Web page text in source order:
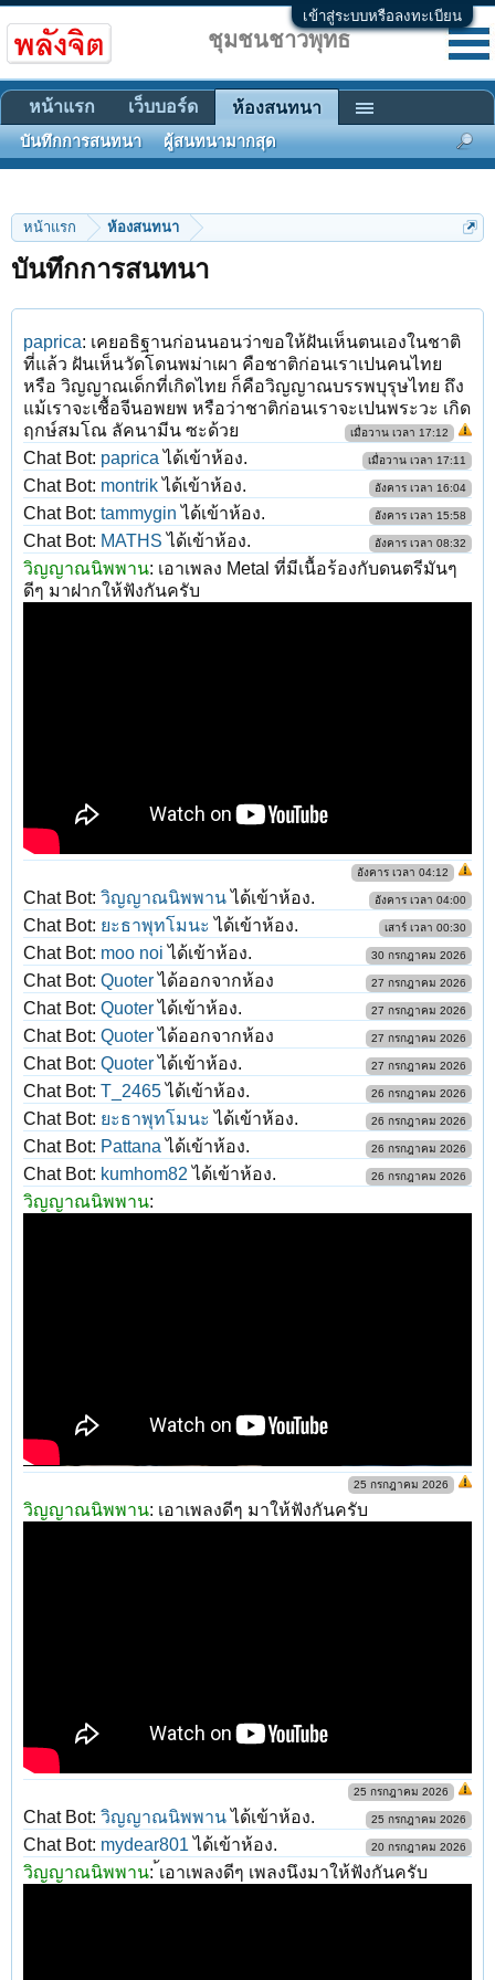
เข้าสู่ระบบหรือลงทะเบียน
หน้าแรก ห้องสนทนา
บันทึกการสนทนา
paprica: เคยอธิฐานก่อนนอนว่าขอให้ฝันเห็นตนเองในชาติ
ที่แล้ว ฝันเห็นวัดโดนพม่าเผา คือชาติก่อนเราเปนคนไทย
หรือ วิญญาณเด็กที่เกิดไทย ก็คือวิญญาณบรรพบุรุษไทย ถึง
แม้เราจะเชื้อจีนอพยพ หรือว่าชาติก่อนเราจะเปนพระวะ เกิด
ฤกษ์สมโณ ลัคนามีน ซะด้วย
เมื่อวาน เวลา 17:12
Chat Bot: paprica ได้เข้าห้อง. เมื่อวาน เวลา 17:11
Chat Bot: montrikได้เข้าห้อง. อังคาร เวลา 16:04
Chat Bot: tammygin ได้เข้าห้อง. อังคาร เวลา 15:58
Chat Bot: MATHS ได้เข้าห้อง. อังคาร เวลา 08:32
วิญญาณนิพพาน: เอาเพลง Metal ที่มีเนื้อร้องกับดนตรีมันๆ
ดีๆ มาฝากให้ฟังกันครับ
อังคาร เวลา 04:12
Chat Bot: วิญญาณนิพพานได้เข้าห้อง. อังคาร เวลา 04:00
Chat Bot: ยะธาพุทโมนะ ได้เข้าห้อง. เสาร์ เวลา 00:30
Chat Bot: moo noi ได้เข้าห้อง. 30 กรกฎาคม 2026
Chat Bot: Quoterได้ออกจากห้อง 27 กรกฎาคม 2026
Chat Bot: Quoterได้เข้าห้อง. 27 กรกฎาคม 2026
Chat Bot: Quoterได้ออกจากห้อง 27 กรกฎาคม 2026
Chat Bot: Quoterได้เข้าห้อง. 27 กรกฎาคม 2026
Chat Bot: T_2465ได้เข้าห้อง. 26 กรกฎาคม 2026
Chat Bot: ยะธาพุทโมนะ ได้เข้าห้อง. 26 กรกฎาคม 2026
Chat Bot: Pattana ได้เข้าห้อง. 26 กรกฎาคม 2026
Chat Bot: kumhom82 ได้เข้าห้อง. 26 กรกฎาคม 2026
วิญญาณนิพพาน:
25 กรกฎาคม 2026
วิญญาณนิพพาน: เอาเพลงดีๆ มาให้ฟังกันครับ
25 กรกฎาคม 2026
Chat Bot: วิญญาณนิพพานได้เข้าห้อง. 25 กรกฎาคม 2026
Chat Bot: mydear801 ได้เข้าห้อง. 20 กรกฎาคม 2026
วิญญาณนิพพาน: ้เอาเพลงดีๆ เพลงนึงมาให้ฟังกันครับ
ชุมชนชาวพุทธ
หน้าแรก เว็บบอร์ด ห้องสนทนา
บันทึกการสนทนา ผู้สนทนามากสุด